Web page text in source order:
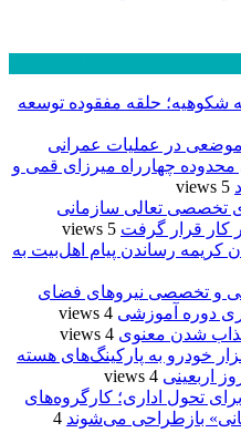
شکوهیه؛ حلقه مفقوده توسعه
در عملیات عمرانی
چهارراه میرزای قمی و
5 views
تخصصی تعالی سازمانی
کار قرار گرفت 5 views
کریمه رساندن پیام اهل‌بیت به
و تخصصی نیروهای فضای
4 views
شدن معنوی 4 views
ورود بیش از ۶۰ هزار خودرو به پارکینگ‌های هسته
اربعینی 4 views
تحول اداری؛ کارگروه‌های
بازطراحی می‌شوند 4